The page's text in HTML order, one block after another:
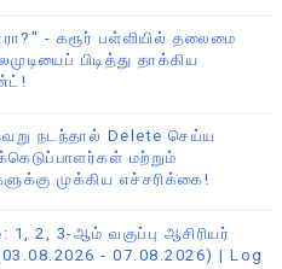
- கரூர் பள்ளியில் தலைமை
பிடித்து தாக்கிய
நடந்தால் Delete செய்ய
மற்றும்
முக்கிய எச்சரிக்கை!
2, 3-ஆம் வகுப்பு ஆசிரியர்
- 07.08.2026) | Log